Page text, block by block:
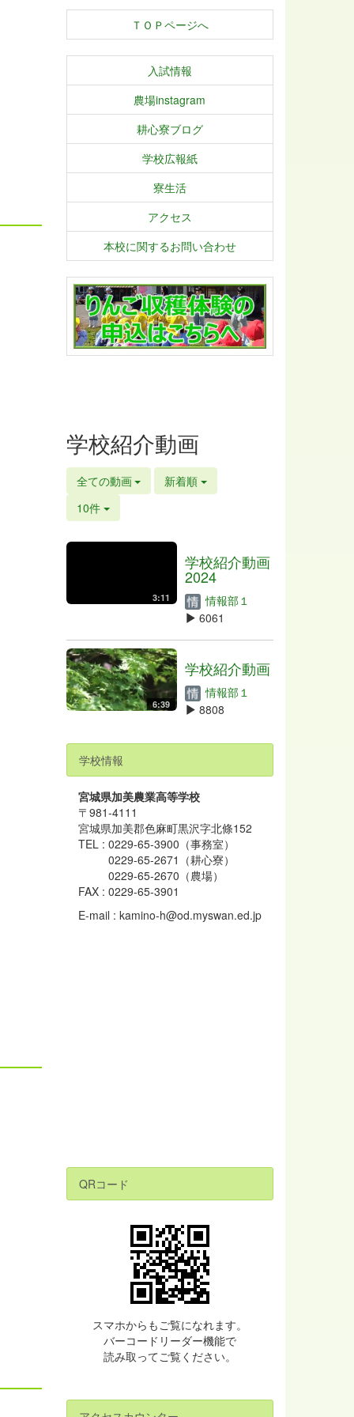
ＴＯＰページへ
入試情報
農場instagram
耕心寮ブログ
学校広報紙
寮生活
アクセス
本校に関するお問い合わせ
学校紹介動画
全ての動画
新着順
10件
3:11
学校紹介動画
2024
情報部１
6061
6:39
学校紹介動画
情報部１
8808
学校情報
宮城県加美農業高等学校
〒981-4111
宮城県加美郡色麻町黒沢字北條152
TEL : 0229-65-3900（事務室）
0229-65-2671（耕心寮）
0229-65-2670（農場）
FAX : 0229-65-3901
E-mail : kamino-h@od.myswan.ed.jp
QRコード
スマホからもご覧になれます。
バーコードリーダー機能で
読み取ってご覧ください。